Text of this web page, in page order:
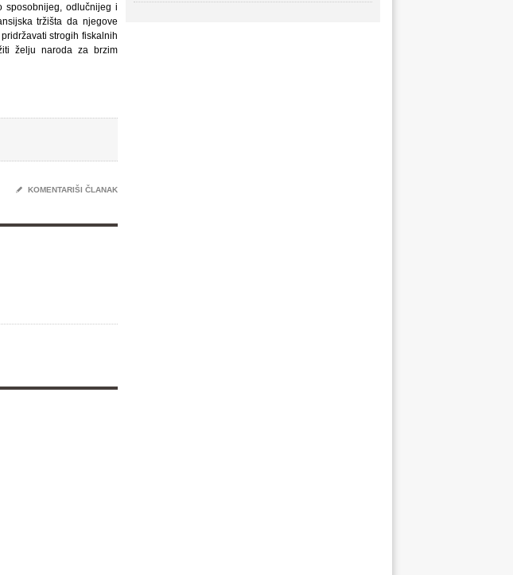
sposobnijeg, odlučnijeg i
tržišta da njegove
strogih fiskalnih
želju naroda za brzim
✎ KOMENTARIŠI ČLANAK